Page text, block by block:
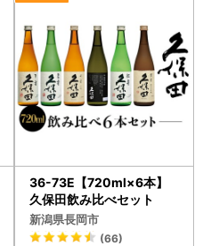
36-73E【720ml×6本】
久保田飲み比べセット
新潟県長岡市
(66)